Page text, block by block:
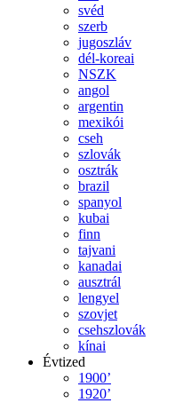
svéd
szerb
jugoszláv
dél-koreai
NSZK
angol
argentin
mexikói
cseh
szlovák
osztrák
brazil
spanyol
kubai
finn
tajvani
kanadai
ausztrál
lengyel
szovjet
csehszlovák
kínai
Évtized
1900’
1920’